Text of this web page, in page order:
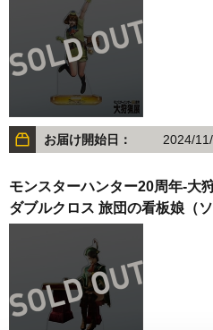
お届け開始日： 2024/
モンスターハンター20周年-大
ダブルクロス 旅団の看板娘（ソ